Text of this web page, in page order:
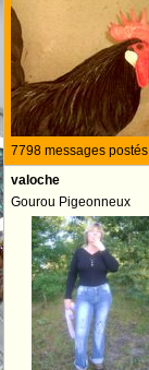
7798 messages postés
valoche
Gourou Pigeonneux